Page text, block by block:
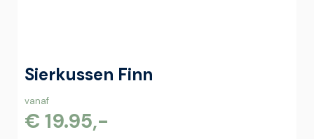
Sierkussen Finn
vanaf
€ 19.95,-